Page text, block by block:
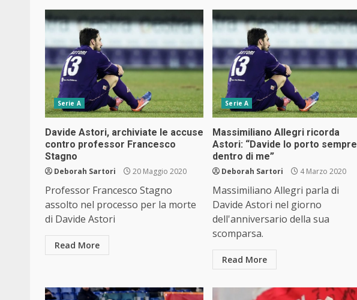
Serie A
Davide Astori, archiviate le accuse
contro professor Francesco
Stagno
Deborah Sartori 20 Maggio 2020
Professor Francesco Stagno
assolto nel processo per la morte
di Davide Astori
Read More
Serie A
Massimiliano Allegri ricorda
Astori: “Davide lo porto sempre
dentro di me”
Deborah Sartori 4 Marzo 2020
Massimiliano Allegri parla di
Davide Astori nel giorno
dell'anniversario della sua
scomparsa.
Read More